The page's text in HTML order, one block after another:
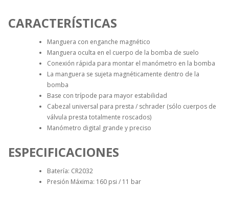
CARACTERÍSTICAS
Manguera con enganche magnético
Manguera oculta en el cuerpo de la bomba de suelo
Conexión rápida para montar el manómetro en la bomba
La manguera se sujeta magnéticamente dentro de la
bomba
Base con trípode para mayor estabilidad
Cabezal universal para presta / schrader (sólo cuerpos de
válvula presta totalmente roscados)
Manómetro digital grande y preciso
ESPECIFICACIONES
Batería: CR2032
Presión Máxima: 160 psi / 11 bar